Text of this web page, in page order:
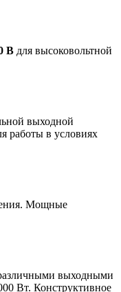
В для высоковольтной
выходной
работы в условиях
Мощные
выходными
Вт. Конструктивное